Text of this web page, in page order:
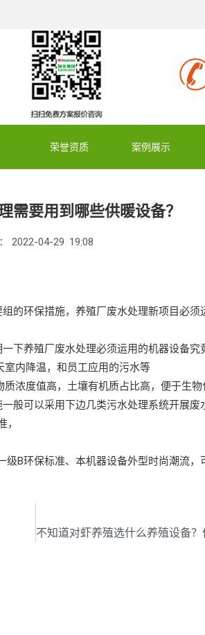
荣誉资质 案例展示
需要用到哪些供暖设备？
2022-04-29 19:08
的环保措施，养殖厂废水处理新项目必须
下养殖厂废水处理必须运用的机器设备究
内降温，和员工应用的污水等
浓度值高，土壤有机质占比高，便于生物
般可以采用下边几类污水处理系统开展废
B环保标准、本机器设备外型时尚潮流，